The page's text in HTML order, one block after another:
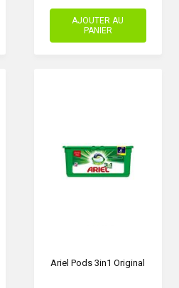
AJOUTER AU
PANIER
Ariel Pods 3in1 Original